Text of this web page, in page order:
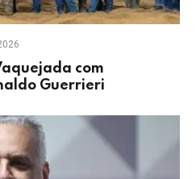
com
Guerrieri